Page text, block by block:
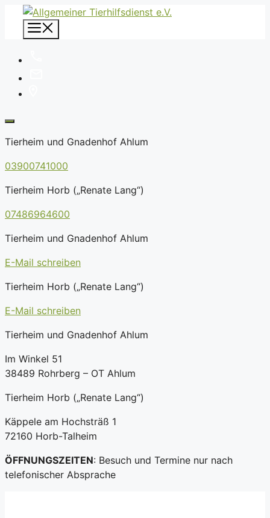
Zum
Inhalt
springen
Tierheim und Gnadenhof Ahlum
03900741000
Tierheim Horb („Renate Lang“)
07486964600
Tierheim und Gnadenhof Ahlum
E-Mail schreiben
Tierheim Horb („Renate Lang“)
E-Mail schreiben
Tierheim und Gnadenhof Ahlum
Im Winkel 51
38489 Rohrberg – OT Ahlum
Tierheim Horb („Renate Lang“)
Käppele am Hochsträß 1
72160 Horb-Talheim
ÖFFNUNGSZEITEN: Besuch und Termine nur nach
telefonischer Absprache